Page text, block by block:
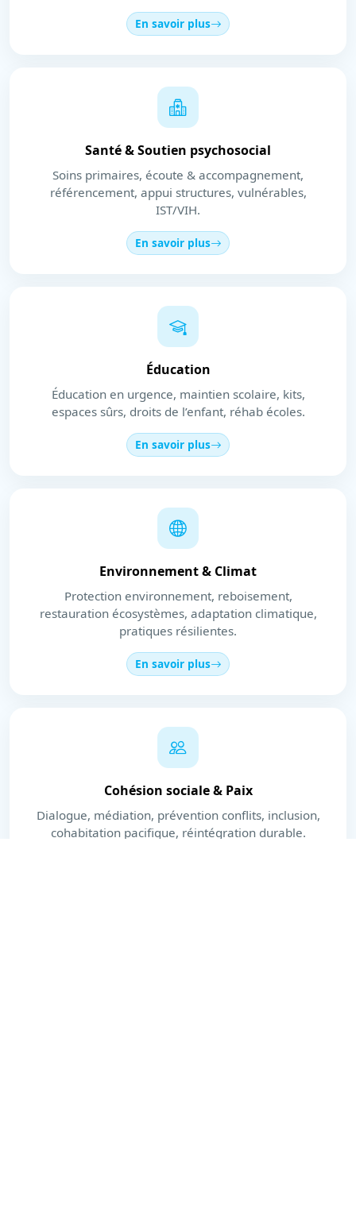
En savoir plus
Santé & Soutien psychosocial
Soins primaires, écoute & accompagnement,
référencement, appui structures, vulnérables,
IST/VIH.
En savoir plus
Éducation
Éducation en urgence, maintien scolaire, kits,
espaces sûrs, droits de l’enfant, réhab écoles.
En savoir plus
Environnement & Climat
Protection environnement, reboisement,
restauration écosystèmes, adaptation climatique,
pratiques résilientes.
En savoir plus
Cohésion sociale & Paix
Dialogue, médiation, prévention conflits, inclusion,
cohabitation pacifique, réintégration durable.